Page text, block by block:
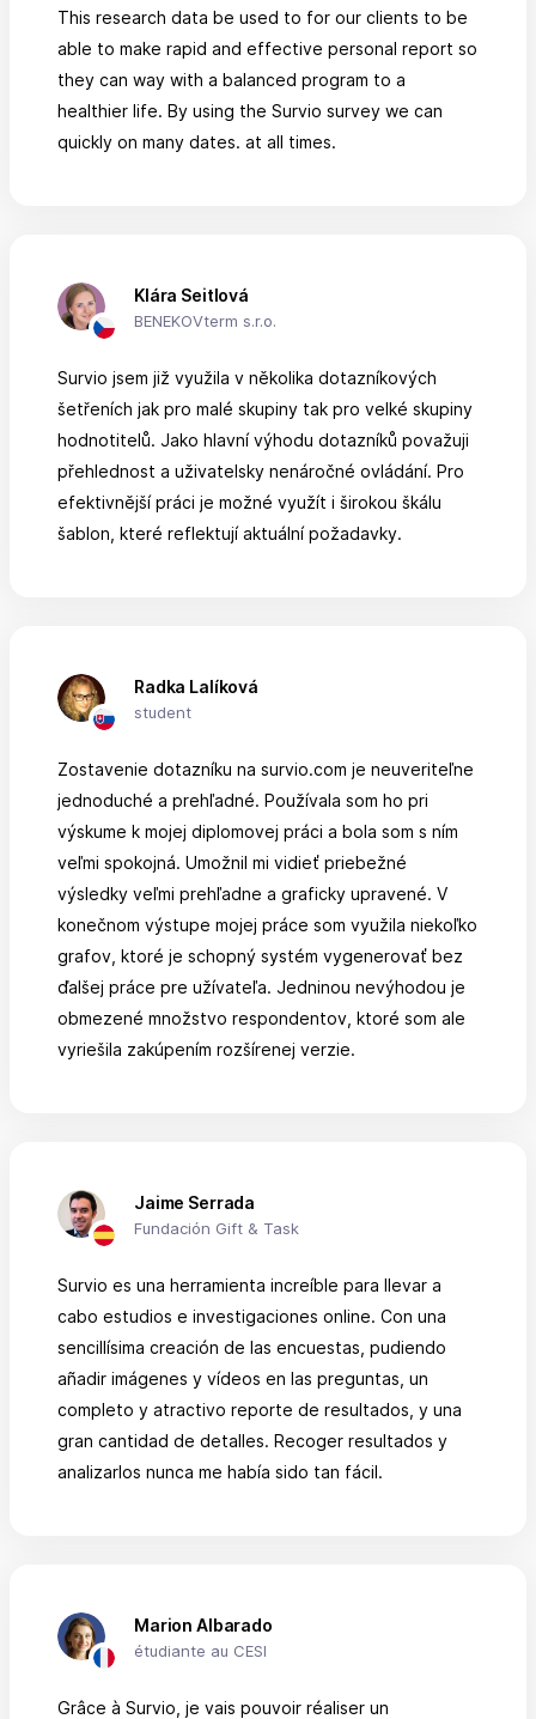
This research data be used to for our clients to be
able to make rapid and effective personal report so
they can way with a balanced program to a
healthier life. By using the Survio survey we can
quickly on many dates. at all times.
Klára Seitlová
BENEKOVterm s.r.o.
Survio jsem již využila v několika dotazníkových
šetřeních jak pro malé skupiny tak pro velké skupiny
hodnotitelů. Jako hlavní výhodu dotazníků považuji
přehlednost a uživatelsky nenáročné ovládání. Pro
efektivnější práci je možné využít i širokou škálu
šablon, které reflektují aktuální požadavky.
Radka Lalíková
student
Zostavenie dotazníku na survio.com je neuveriteľne
jednoduché a prehľadné. Používala som ho pri
výskume k mojej diplomovej práci a bola som s ním
veľmi spokojná. Umožnil mi vidieť priebežné
výsledky veľmi prehľadne a graficky upravené. V
konečnom výstupe mojej práce som využila niekoľko
grafov, ktoré je schopný systém vygenerovať bez
ďalšej práce pre užívateľa. Jedninou nevýhodou je
obmezené množstvo respondentov, ktoré som ale
vyriešila zakúpením rozšírenej verzie.
Jaime Serrada
Fundación Gift & Task
Survio es una herramienta increíble para llevar a
cabo estudios e investigaciones online. Con una
sencillísima creación de las encuestas, pudiendo
añadir imágenes y vídeos en las preguntas, un
completo y atractivo reporte de resultados, y una
gran cantidad de detalles. Recoger resultados y
analizarlos nunca me había sido tan fácil.
Marion Albarado
étudiante au CESI
Grâce à Survio, je vais pouvoir réaliser un